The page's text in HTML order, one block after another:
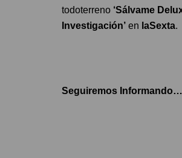
todoterreno ‘Sálvame
Investigación’ en laSexta.
Seguiremos Informando…